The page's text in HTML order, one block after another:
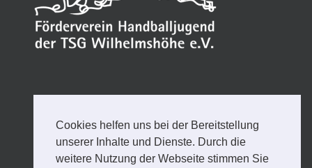
Cookies helfen uns bei der Bereitstellung
unserer Inhalte und Dienste. Durch die
weitere Nutzung der Webseite stimmen Sie